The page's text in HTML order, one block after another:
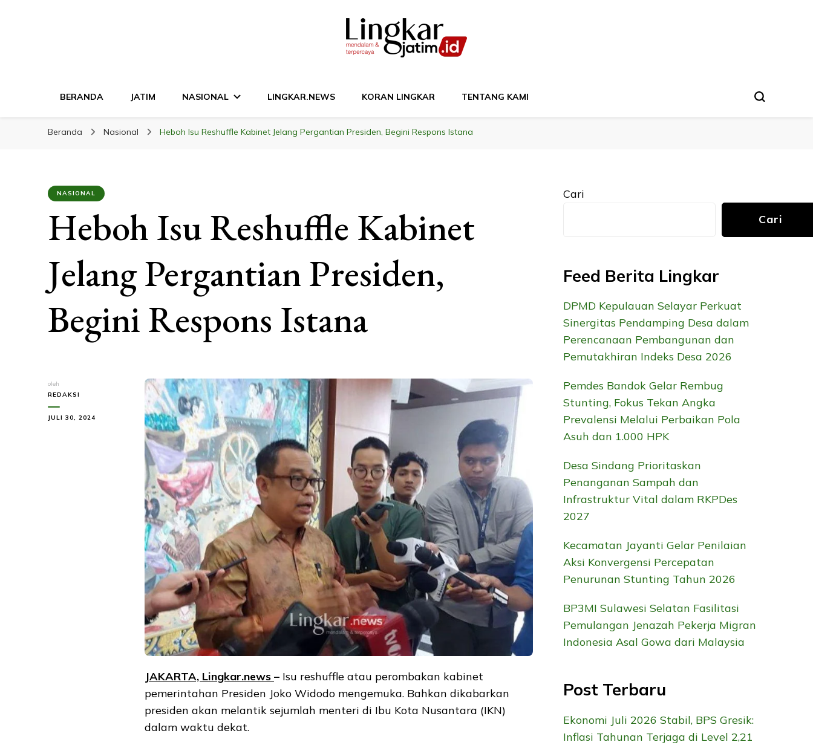
BERANDA JATIM NASIONAL LINGKAR.NEWS KORAN LINGKAR TENTANG KAMI
Beranda Nasional Heboh Isu Reshuffle Kabinet Jelang Pergantian Presiden, Begini Respons Istana
NASIONAL
Heboh Isu Reshuffle Kabinet
Jelang Pergantian Presiden,
Begini Respons Istana
oleh
REDAKSI
JULI 30, 2024
JAKARTA, Lingkar.news – Isu reshuffle atau perombakan kabinet
pemerintahan Presiden Joko Widodo mengemuka. Bahkan dikabarkan
presiden akan melantik sejumlah menteri di Ibu Kota Nusantara (IKN)
dalam waktu dekat.
Cari
Cari
Feed Berita Lingkar
DPMD Kepulauan Selayar Perkuat
Sinergitas Pendamping Desa dalam
Perencanaan Pembangunan dan
Pemutakhiran Indeks Desa 2026
Pemdes Bandok Gelar Rembug
Stunting, Fokus Tekan Angka
Prevalensi Melalui Perbaikan Pola
Asuh dan 1.000 HPK
Desa Sindang Prioritaskan
Penanganan Sampah dan
Infrastruktur Vital dalam RKPDes
2027
Kecamatan Jayanti Gelar Penilaian
Aksi Konvergensi Percepatan
Penurunan Stunting Tahun 2026
BP3MI Sulawesi Selatan Fasilitasi
Pemulangan Jenazah Pekerja Migran
Indonesia Asal Gowa dari Malaysia
Post Terbaru
Ekonomi Juli 2026 Stabil, BPS Gresik:
Inflasi Tahunan Terjaga di Level 2,21